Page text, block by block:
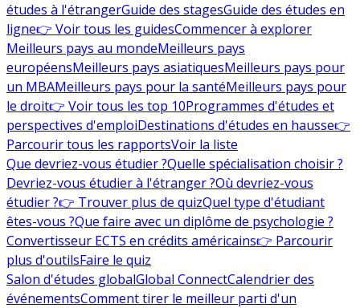
études à l'étrangerGuide des stagesGuide des études en
ligne👉 Voir tous les guidesCommencer à explorer
Meilleurs pays au mondeMeilleurs pays
européensMeilleurs pays asiatiquesMeilleurs pays pour
un MBAMeilleurs pays pour la santéMeilleurs pays pour
le droit👉 Voir tous les top 10Programmes d'études et
perspectives d'emploiDestinations d'études en hausse👉
Parcourir tous les rapportsVoir la liste
Que devriez-vous étudier ?Quelle spécialisation choisir ?
Devriez-vous étudier à l'étranger ?Où devriez-vous
étudier ?👉 Trouver plus de quizQuel type d'étudiant
êtes-vous ?Que faire avec un diplôme de psychologie ?
Convertisseur ECTS en crédits américains👉 Parcourir
plus d'outilsFaire le quiz
Salon d'études globalGlobal ConnectCalendrier des
événementsComment tirer le meilleur parti d'un